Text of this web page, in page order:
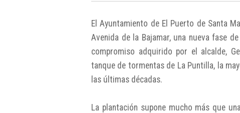
El Ayuntamiento de El Puerto de Santa
Avenida de la Bajamar, una nueva fase
compromiso adquirido por el alcalde,
tanque de tormentas de La Puntilla, la
las últimas décadas.
La plantación supone mucho más que